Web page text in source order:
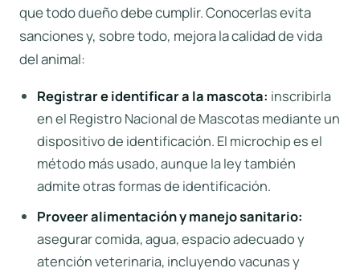
que todo dueño debe cumplir. Conocerlas evita
sanciones y, sobre todo, mejora la calidad de vida
del animal:
Registrar e identificar a la mascota: inscribirla
en el Registro Nacional de Mascotas mediante un
dispositivo de identificación. El microchip es el
método más usado, aunque la ley también
admite otras formas de identificación.
Proveer alimentación y manejo sanitario:
asegurar comida, agua, espacio adecuado y
atención veterinaria, incluyendo vacunas y